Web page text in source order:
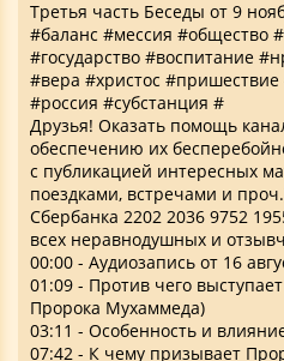
Третья часть Беседы от 9
#баланс #мессия #общество
#государство #воспитание
#вера #христос
#россия #субстанция #
Друзья! Оказать помощь
обеспечению их
с публикацией интересных
поездками, встречами и
Сбербанка 2202 2036 9752
всех неравнодушных и
00:00 - Аудиозапись от 16
01:09 - Против чего
Пророка Мухаммеда)
03:11 - Особенность и
07:42 - К чему призывает